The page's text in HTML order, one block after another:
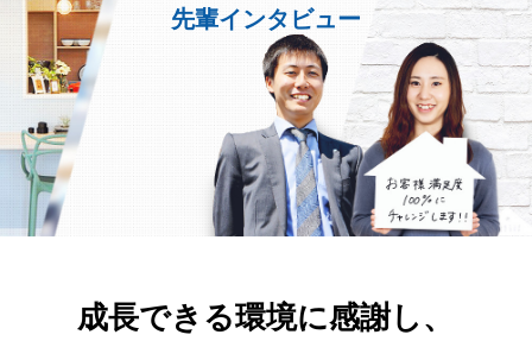
先輩インタビュー
成長できる環境に感謝し、